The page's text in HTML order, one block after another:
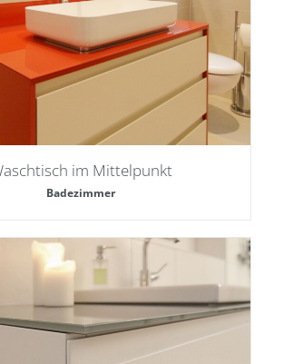
im Mittelpunkt
Badezimmer